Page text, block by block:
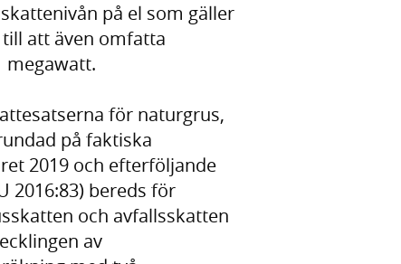
på el som gäller
att även omfatta
megawatt.
för naturgrus,
på faktiska
2019 och efterföljande
2016:83) bereds för
och avfallsskatten
av